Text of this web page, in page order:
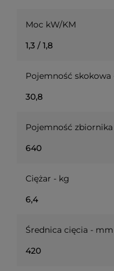
Moc kW/KM
1,3 / 1,8
Pojemność skokowa
30,8
Pojemność
640
Ciężar - kg
6,4
Średnica cięcia - mm
420